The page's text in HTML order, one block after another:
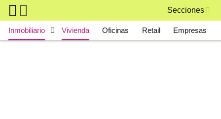
Skip to main content
Secciones
Main navigation
Inmobiliario Vivienda Oficinas Retail Empresas